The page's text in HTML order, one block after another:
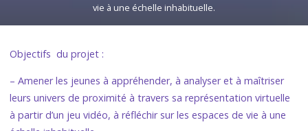
vie à une échelle inhabituelle.
Objectifs du projet :
– Amener les jeunes à appréhender, à analyser et à maîtriser
leurs univers de proximité à travers sa représentation virtuelle
à partir d’un jeu vidéo, à réfléchir sur les espaces de vie à une